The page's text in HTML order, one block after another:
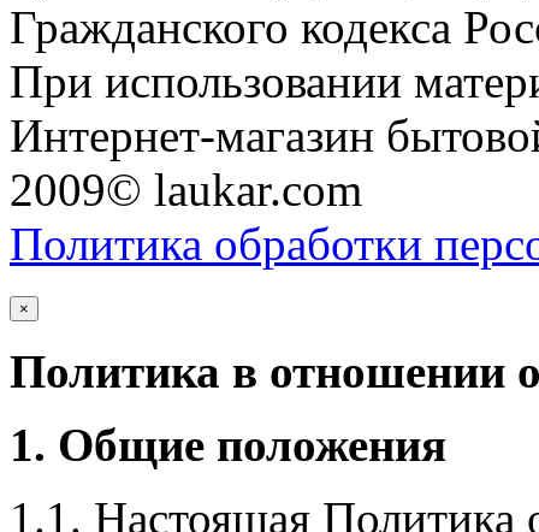
Гражданского кодекса
При использовании
Интернет-магазин
2009© laukar.com
Политика обработки
×
Политика в отношении
1. Общие положения
1.1. Настоящая Политика